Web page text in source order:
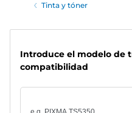
Tinta y tóner
Introduce el modelo de
compatibilidad